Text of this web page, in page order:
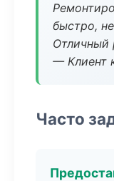
быстро,
Отличный
— Клиент
Часто